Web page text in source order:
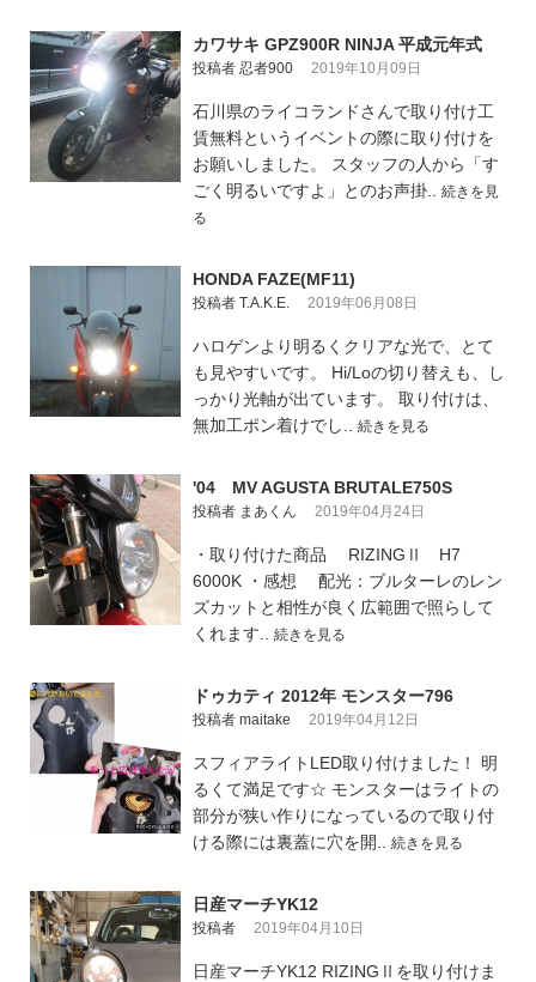
カワサキ GPZ900R NINJA 平成元年式
投稿者 忍者900 2019年10月09日
石川県のライコランドさんで取り付け工
賃無料というイベントの際に取り付けを
お願いしました。 スタッフの人から「す
ごく明るいですよ」とのお声掛.. 続きを見
る
HONDA FAZE(MF11)
投稿者 T.A.K.E. 2019年06月08日
ハロゲンより明るくクリアな光で、とて
も見やすいです。 Hi/Loの切り替えも、し
っかり光軸が出ています。 取り付けは、
無加工ポン着けでし.. 続きを見る
'04 MV AGUSTA BRUTALE750S
投稿者 まあくん 2019年04月24日
・取り付けた商品 RIZINGⅡ H7
6000K ・感想 配光：ブルターレのレン
ズカットと相性が良く広範囲で照らして
くれます.. 続きを見る
ドゥカティ 2012年 モンスター796
投稿者 maitake 2019年04月12日
スフィアライトLED取り付けました！ 明
るくて満足です☆ モンスターはライトの
部分が狭い作りになっているので取り付
ける際には裏蓋に穴を開.. 続きを見る
日産マーチYK12
投稿者 2019年04月10日
日産マーチYK12 RIZINGⅡを取り付けま